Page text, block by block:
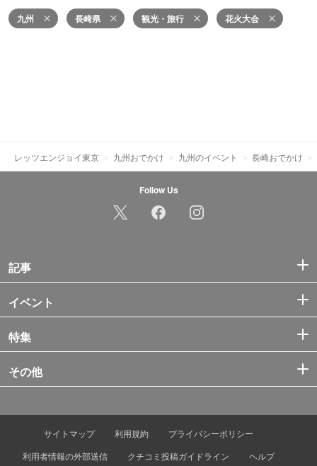
九州 長崎県 観光・旅行 花火大会
レッツエンジョイ東京 九州おでかけ 九州のイベント 長崎おでかけ
Follow Us
記事
イベント
特集
その他
サイトマップ 利用規約
プライバシーポリシー
利用者情報の外部送信
クチコミ投稿ガイドライン ヘルプ